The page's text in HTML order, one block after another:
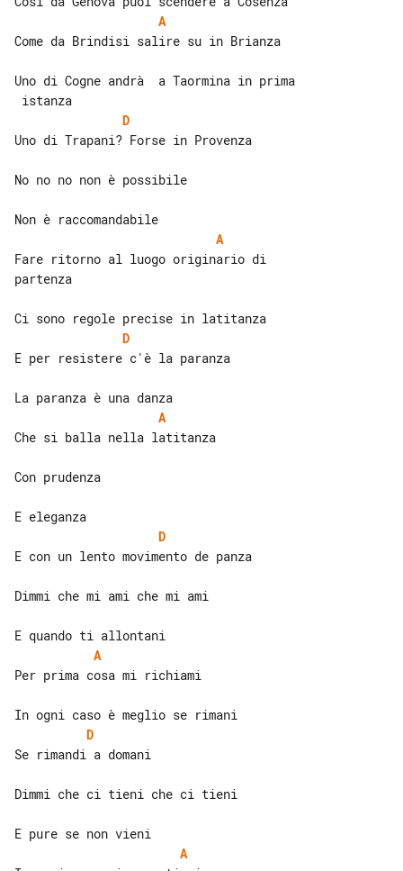
A
Come da Brindisi salire su in Brianza
Uno di Cogne andrà  a Taormina in prima
D
Uno di Trapani? Forse in Provenza
No no no non è possibile
A
Fare ritorno al luogo originario di
partenza
D
E per resistere c'è la paranza
A
Che si balla nella latitanza
Con prudenza
D
E con un lento movimento de panza
Dimmi che mi ami che mi ami
A
Per prima cosa mi richiami
D
Se rimandi a domani
Dimmi che ci tieni che ci tieni
A